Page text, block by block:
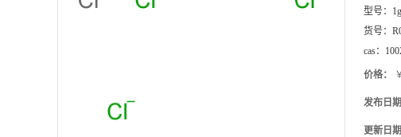
型号： 1g
货号：
cas：
价格：
发布日期
更新日期